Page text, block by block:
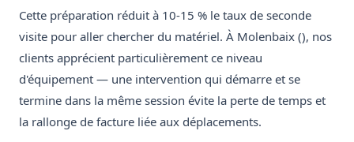
Cette préparation réduit à 10-15 % le taux de seconde
visite pour aller chercher du matériel. À Molenbaix (), nos
clients apprécient particulièrement ce niveau
d'équipement — une intervention qui démarre et se
termine dans la même session évite la perte de temps et
la rallonge de facture liée aux déplacements.